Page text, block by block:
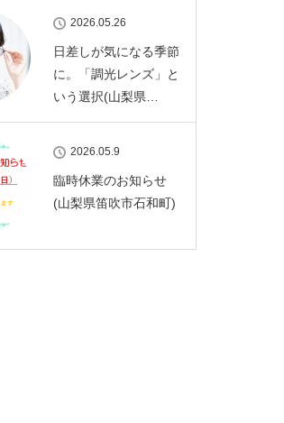
2026.05.26
日差しが気になる季節
に。「調光レンズ」と
いう選択(山梨県…
2026.05.9
臨時休業のお知らせ
(山梨県笛吹市石和町)